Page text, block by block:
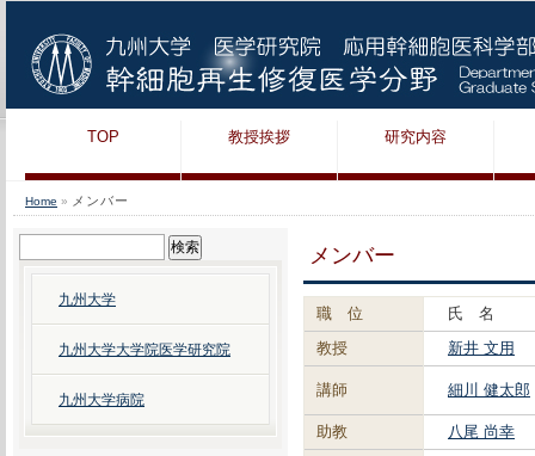
TOP 教授挨拶 研究内容
Home » メンバー
メンバー
職 位
氏 名
教授
新井 文用
講師 細川 健太郎
助教
八尾 尚幸
索:
九州大学
九州大学大学院医学研究院
九州大学病院